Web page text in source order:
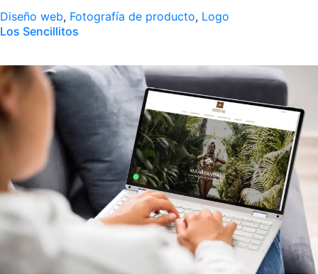
Diseño web, Fotografía de producto, Logo
Los Sencillitos